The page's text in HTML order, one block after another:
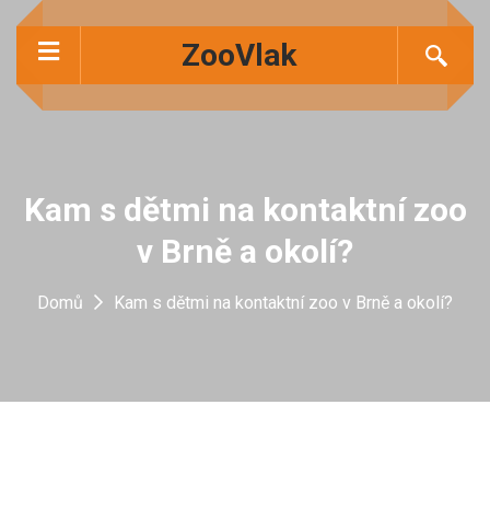
ZooVlak
Kam s dětmi na kontaktní zoo
v Brně a okolí?
Domů Kam s dětmi na kontaktní zoo v Brně a okolí?